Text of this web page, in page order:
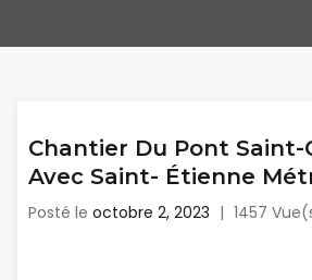
Chantier Du Pont Saint-
Avec Saint- Étienne
Posté le octobre 2, 2023 | 1457